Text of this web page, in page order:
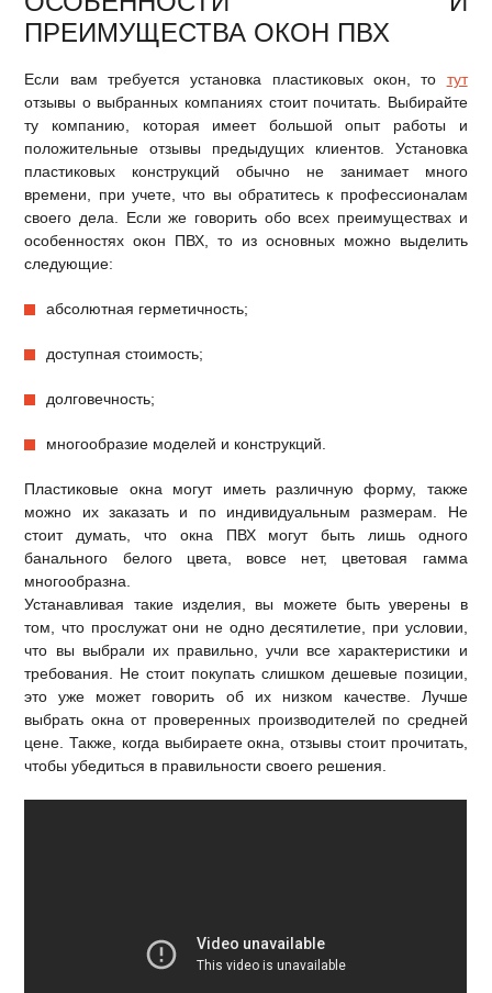
ПРЕИМУЩЕСТВА ОКОН ПВХ
Если вам требуется установка пластиковых окон, то тут
отзывы о выбранных компаниях стоит почитать. Выбирайте
ту компанию, которая имеет большой опыт работы и
положительные отзывы предыдущих клиентов. Установка
пластиковых конструкций обычно не занимает много
времени, при учете, что вы обратитесь к профессионалам
своего дела. Если же говорить обо всех преимуществах и
особенностях окон ПВХ, то из основных можно выделить
следующие:
абсолютная герметичность;
доступная стоимость;
долговечность;
многообразие моделей и конструкций.
Пластиковые окна могут иметь различную форму, также
можно их заказать и по индивидуальным размерам. Не
стоит думать, что окна ПВХ могут быть лишь одного
банального белого цвета, вовсе нет, цветовая гамма
многообразна.
Устанавливая такие изделия, вы можете быть уверены в
том, что прослужат они не одно десятилетие, при условии,
что вы выбрали их правильно, учли все характеристики и
требования. Не стоит покупать слишком дешевые позиции,
это уже может говорить об их низком качестве. Лучше
выбрать окна от проверенных производителей по средней
цене. Также, когда выбираете окна, отзывы стоит прочитать,
чтобы убедиться в правильности своего решения.